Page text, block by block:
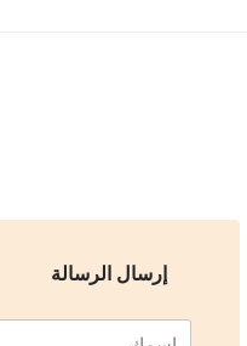
إرسال الرسالة